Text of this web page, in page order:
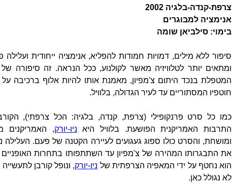
צרפת-קנדה-בלגיה 2002
אנימציה למבוגרים
בימוי: סילביאן שומה
סיפור ללא מילים, דמויות חמודות להפליא, אנימציה ייחודית
ומתאים יותר לטלוויזיה מאשר לקולנוע, ככל הנראה. זה סיפורה
המטפלת בנכד היתום צ'מפיון, מאמנת אותו להיות אלוף ברכיבה על
חוטפיו המסתוריים עד לעיר הגדולה, בלוויל.
כמו כל סרט פרנקופילי (צרפת, קנדה, בלגיה: הכל צרפתי),
התרבות האמריקנית הפושעת. בלוויל היא ניו-יורק, האמריקנים
ומושחת, והסרט כולו ספוג געגועים לעיירה הקטנה של פעם.
את התבגרותו המהירה של צ'מפיון עד השתתפותו בתחרות
הוא נחטף על ידי המאפיה הצרפתית של ניו-יורק, ונופל קורבן
לא נגולל כאן.